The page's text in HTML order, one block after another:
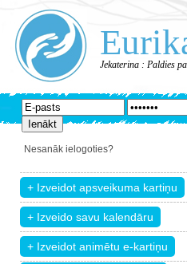
Jekaterina : Paldies
Nesanāk ielogoties?